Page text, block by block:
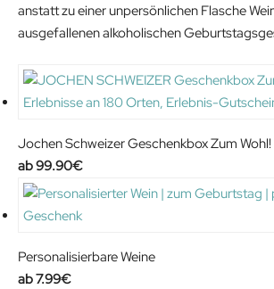
anstatt zu einer unpersönlichen Flasche
ausgefallenen alkoholischen
Jochen Schweizer Geschenkbox Zum Wohl!
99.90€
Personalisierbare Weine
7.99€